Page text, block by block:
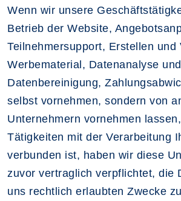
Wenn wir unsere
Betrieb der Website,
Teilnehmersupport, Erstellen und
Werbematerial, Datenanalyse
Datenbereinigung,
selbst vornehmen, sondern von
Unternehmern vornehmen
Tätigkeiten mit der Verarbeitung
verbunden ist, haben wir diese
zuvor vertraglich verpflichtet, die
uns rechtlich erlaubten Zwecke